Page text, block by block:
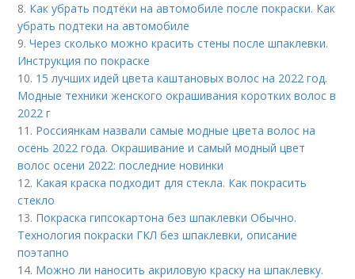
8. Как убрать подтёки на автомобиле после покраски. Как
убрать подтеки на автомобиле
9.Через сколько можно красить стены после шпаклевки.
Инструкция по покраске
10. 15 лучших идей цвета каштановых волос на 2022 год.
Модные техники женского окрашивания коротких волос в
2022 г
11. Россиянкам назвали самые модные цвета волос на
осень 2022 года. Окрашивание и самый модный цвет
волос осени 2022: последние новинки
12. Какая краска подходит для стекла. Как покрасить
стекло
13. Покраска гипсокартона без шпаклевки Обычно.
Технология покраски ГКЛ без шпаклевки, описание
поэтапно
14. Можно ли наносить акриловую краску на шпаклевку.